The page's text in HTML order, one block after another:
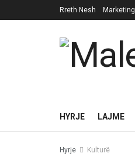
Rreth Nesh Marketing
HYRJE LAJME
Hyrje Kulturë